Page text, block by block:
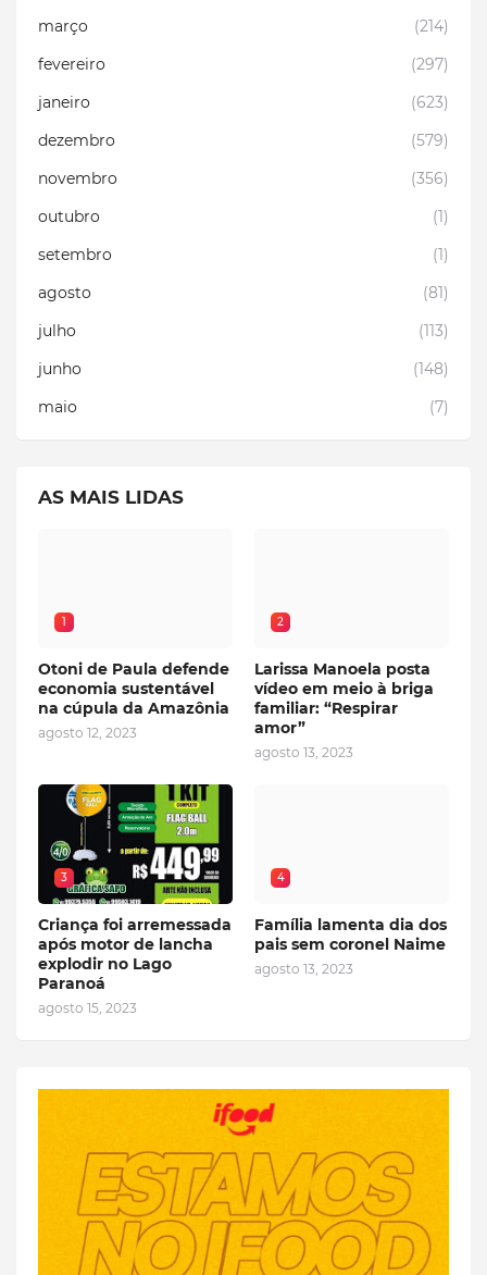
março
(214)
fevereiro
(297)
janeiro
(623)
dezembro
(579)
novembro
(356)
outubro
(1)
setembro
(1)
agosto
(81)
julho
(113)
junho
(148)
maio
(7)
AS MAIS LIDAS
1
Otoni de Paula defende
economia sustentável
na cúpula da Amazônia
agosto 12, 2023
2
Larissa Manoela posta
vídeo em meio à briga
familiar: “Respirar
amor”
agosto 13, 2023
3
Criança foi arremessada
após motor de lancha
explodir no Lago
Paranoá
agosto 15, 2023
4
Família lamenta dia dos
pais sem coronel Naime
agosto 13, 2023